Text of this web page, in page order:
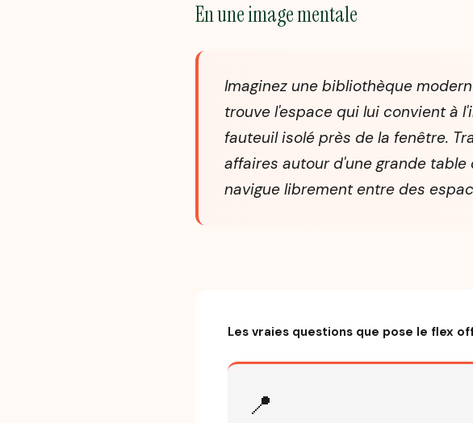
En une image mentale
Imaginez une bibliothèque
trouve l'espace qui lui convient à
fauteuil isolé près de la fenêtre.
affaires autour d'une grande table
navigue librement entre des
Les vraies questions que pose le flex
📍